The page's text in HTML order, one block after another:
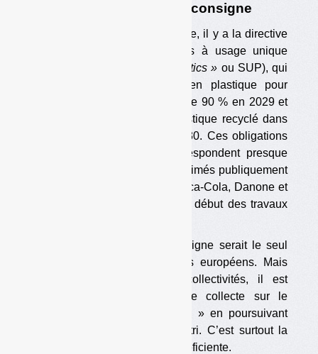
1. Pourquoi un projet de consigne
A l’origine du projet de consigne, il y a la directive
européenne sur les plastiques à usage unique
« single use plastics » ou SUP), qui
impose, pour les bouteilles en plastique pour
boissons, un taux de collecte de 90 % en 2029 et
un taux d’incorporation de plastique recyclé dans
ces bouteilles de 30 % en 2030. Ces obligations
imposées aux bouteilles correspondent presque
trait pour trait aux souhaits exprimés publiquement
par les metteurs en marché Coca-Cola, Danone et
Nestlé plusieurs mois avant le début des travaux
Selon ses promoteurs, la consigne serait le seul
moyen d’atteindre les objectifs européens. Mais
selon les associations de collectivités, il est
possible d’atteindre 90 % de collecte sur le
périmètre « déchets ménagers » en poursuivant
l’extension des consignes de tri. C’est surtout la
collecte « hors foyer » qui est déficiente.